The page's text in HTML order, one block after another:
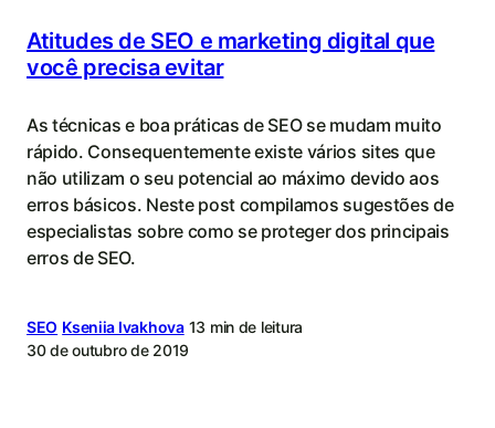
Atitudes de SEO e marketing digital que
você precisa evitar
As técnicas e boa práticas de SEO se mudam muito
rápido. Consequentemente existe vários sites que
não utilizam o seu potencial ao máximo devido aos
erros básicos. Neste post compilamos sugestões de
especialistas sobre como se proteger dos principais
erros de SEO.
SEO Kseniia Ivakhova 13 min de leitura
30 de outubro de 2019